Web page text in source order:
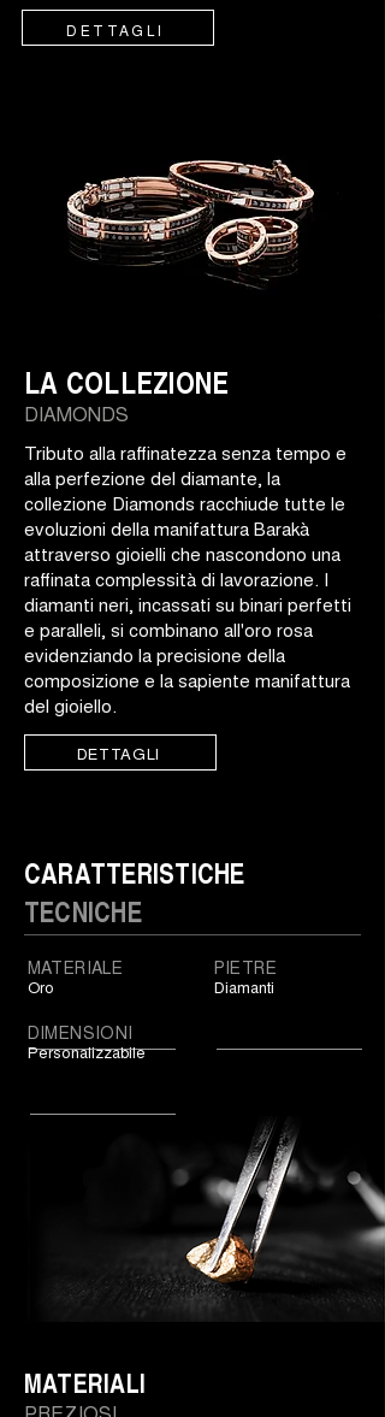
DETTAGLI
LA COLLEZIONE
DIAMONDS
Tributo alla raffinatezza senza tempo e
alla perfezione del diamante, la
collezione Diamonds racchiude tutte le
evoluzioni della manifattura Barakà
attraverso gioielli che nascondono una
raffinata complessità di lavorazione. I
diamanti neri, incassati su binari perfetti
e paralleli, si combinano all'oro rosa
evidenziando la precisione della
composizione e la sapiente manifattura
del gioiello.
DETTAGLI
CARATTERISTICHE
TECNICHE
MATERIALE
Oro
DIMENSIONI
Personalizzabile
PIETRE
Diamanti
MATERIALI